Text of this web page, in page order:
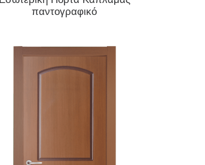
παντογραφικό